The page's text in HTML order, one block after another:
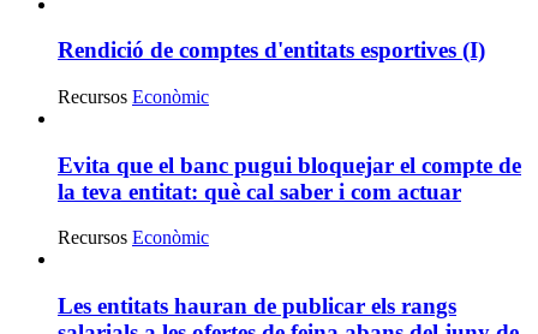
Rendició de comptes d'entitats esportives (I)
Recursos Econòmic
Evita que el banc pugui bloquejar el compte de
la teva entitat: què cal saber i com actuar
Recursos Econòmic
Les entitats hauran de publicar els rangs